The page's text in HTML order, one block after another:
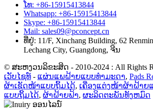
ໂທ: +86-15915413844
Whatsapp: +86-15915413844
Skype: +86-15915413844
Mail: sales09@pconcept.cn
ທີ່ຢູ່: 11/F, Xinchang Building, 62
Lechang City, Guangdong, ຈີນ
© ສະຫງວນລິຂະສິດ - 2010-2024 : All Rights
ເວັບໄຊທ໌ - ແຜ່ນແພຝ້າຍແບບທຳມະດາ, Pads
ຜ້າເຊັດໜ້າແບບຖິ້ມໄດ້, ເຄື່ອງແຕ່ງໜ້າຜ້າຝ້າຍ
ແບບຖິ້ມໄດ້, ຜ້າຝ້າຍຟ້າ, ຜະລິດຕະພັນທັງຫມົດ